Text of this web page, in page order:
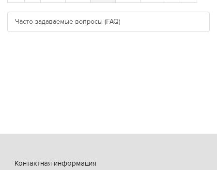
Часто задаваемые вопросы (FAQ)
Контактная информация